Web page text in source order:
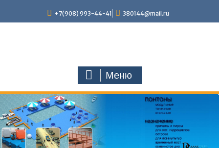
+7(908) 993-44-41 380144@mail.ru
Меню